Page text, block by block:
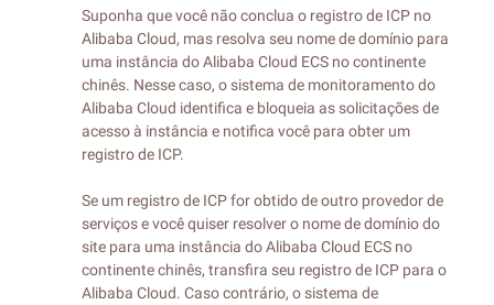
Suponha que você não conclua o registro de ICP no
Alibaba Cloud, mas resolva seu nome de domínio para
uma instância do Alibaba Cloud ECS no continente
chinês. Nesse caso, o sistema de monitoramento do
Alibaba Cloud identifica e bloqueia as solicitações de
acesso à instância e notifica você para obter um
registro de ICP.
Se um registro de ICP for obtido de outro provedor de
serviços e você quiser resolver o nome de domínio do
site para uma instância do Alibaba Cloud ECS no
continente chinês, transfira seu registro de ICP para o
Alibaba Cloud. Caso contrário, o sistema de